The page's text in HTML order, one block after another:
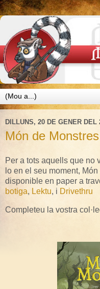
DILLUNS, 20 DE GENER DEL
Món de
Per a tots aquells que no
lo en el seu moment,
disponible en paper a
botiga, Lektu, i Drivethru
Completeu la vostra